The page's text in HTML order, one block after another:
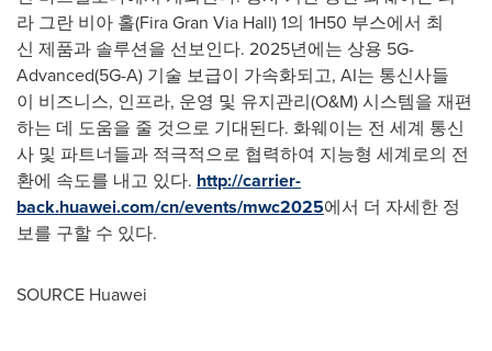
라 그란 비아 홀(Fira Gran Via Hall) 1의 1H50 부스에서 최
신 제품과 솔루션을 선보인다. 2025년에는 상용 5G-
Advanced(5G-A) 기술 보급이 가속화되고, AI는 통신사들
이 비즈니스, 인프라, 운영 및 유지관리(O&M) 시스템을 재편
하는 데 도움을 줄 것으로 기대된다. 화웨이는 전 세계 통신
사 및 파트너들과 적극적으로 협력하여 지능형 세계로의 전
환에 속도를 내고 있다. http://carrier-
back.huawei.com/cn/events/mwc2025에서 더 자세한 정
보를 구할 수 있다.
SOURCE Huawei